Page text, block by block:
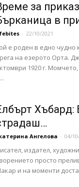
за
в
- 22/10/2021
е роден в едно чудно
на езерото Орта.
1920 г.
Хъбард:
Ангелова - 04/
издател,
просто
и на моменти